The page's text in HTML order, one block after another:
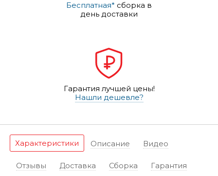
Бесплатная* сборка в
день доставки
Гарантия лучшей цены!
Нашли дешевле?
Характеристики Описание Видео
Отзывы Доставка Сборка Гарантия